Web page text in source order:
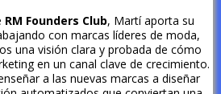
RM Founders Club, Martí aporta su
con marcas líderes de moda,
una visión clara y probada de cómo
en un canal clave de crecimiento.
a las nuevas marcas a diseñar